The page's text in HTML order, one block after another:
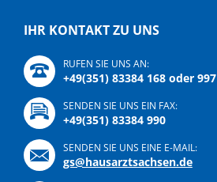
IHR KONTAKT ZU UNS
RUFEN SIE UNS AN:
+49(351) 83384 168 oder 997
SENDEN SIE UNS EIN FAX:
+49(351) 83384 990
SENDEN SIE UNS EINE E-MAIL:
gs@hausarztsachsen.de